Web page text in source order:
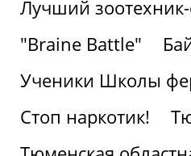
Лучший
"Braine Battle"
Ученики Школы
Стоп наркотик!